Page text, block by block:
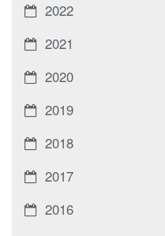
2022
2021
2020
2019
2018
2017
2016